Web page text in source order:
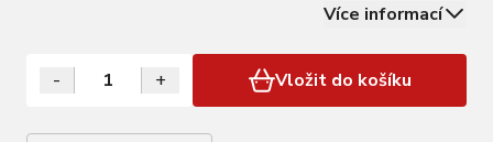
FORCE zaručuje vynikající přenos síly přímo na botu, čímž
zvyšuje kontrolu sportovce nad lyžemi.…
Více informací
- + Vložit do košíku